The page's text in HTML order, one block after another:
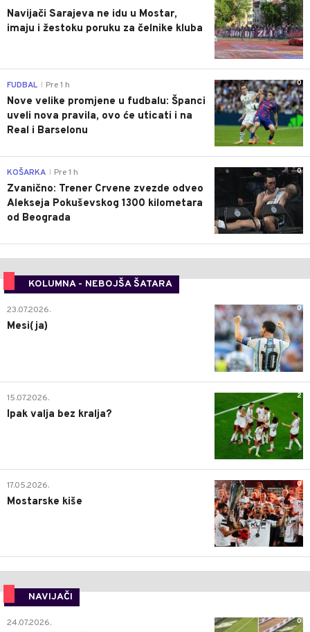
Navijači Sarajeva ne idu u Mostar,
imaju i žestoku poruku za čelnike kluba
0
FUDBAL Pre 1 h
Nove velike promjene u fudbalu: Španci
uveli nova pravila, ovo će uticati i na
Real i Barselonu
0
KOŠARKA Pre 1 h
Zvanično: Trener Crvene zvezde odveo
Alekseja Pokuševskog 1300 kilometara
od Beograda
KOLUMNA - NEBOJŠA ŠATARA
0
23.07.2026.
Mesi(ja)
2
15.07.2026.
Ipak valja bez kralja?
0
17.05.2026.
Mostarske kiše
NAVIJAČI
0
24.07.2026.